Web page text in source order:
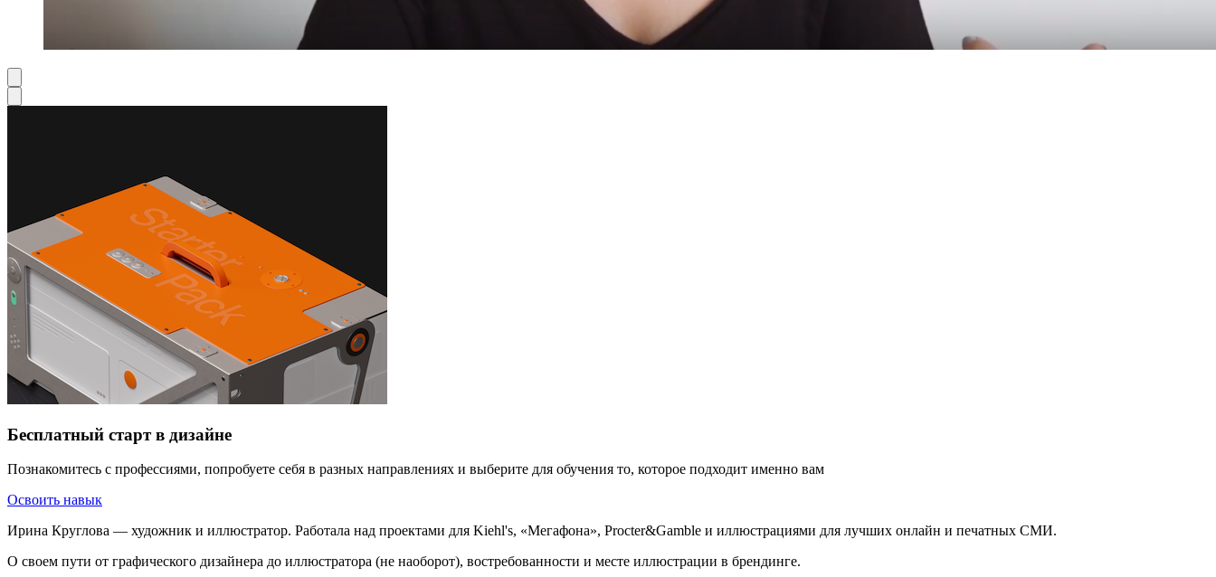
Бесплатный старт в дизайне
Познакомитесь с профессиями, попробуете себя в разных направлениях и выберите для обучения то, которое подходит именно вам
Освоить навык
Ирина Круглова — художник и иллюстратор. Работала над проектами для Kiehl's, «Мегафона», Procter&Gamble и иллюстрациями для лучших онлайн и печатных СМИ.
О своем пути от графического дизайнера до иллюстратора (не наоборот), востребованности и месте иллюстрации в брендинге.